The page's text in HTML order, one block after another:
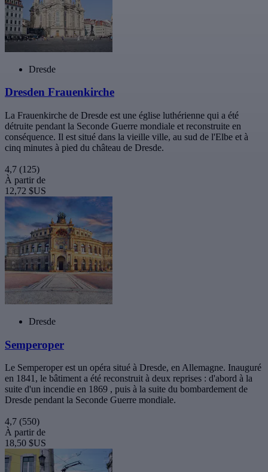
Dresde
Dresden Frauenkirche
La Frauenkirche de Dresde est une église luthérienne qui a été
détruite pendant la Seconde Guerre mondiale et reconstruite en
conséquence. Il est situé dans la vieille ville, au sud de l'Elbe et à
cinq minutes à pied du château de Dresde.
4,7 (125)
À partir de
12,72 $US
Dresde
Semperoper
Le Semperoper est un opéra situé à Dresde, en Allemagne. Inauguré
en 1841, le bâtiment a été reconstruit à deux reprises : d'abord à la
suite d'un incendie en 1869 , puis à la suite du bombardement de
Dresde pendant la Seconde Guerre mondiale.
4,7 (550)
À partir de
18,50 $US